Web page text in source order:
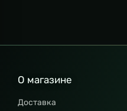
О магазине
Доставка